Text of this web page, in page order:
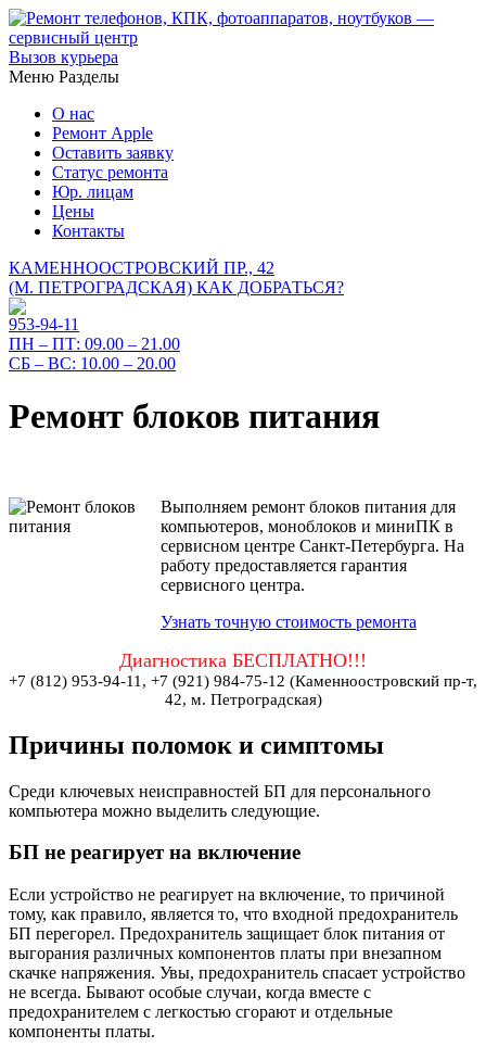
Вызов курьера
Меню Разделы
О нас
Ремонт Apple
Оставить заявку
Статус ремонта
Юр. лицам
Цены
Контакты
КАМЕННООСТРОВСКИЙ ПР., 42
(М. ПЕТРОГРАДСКАЯ) КАК ДОБРАТЬСЯ?
953-94-11
ПН – ПТ: 09.00 – 21.00
СБ – ВС: 10.00 – 20.00
Ремонт блоков питания
Выполняем ремонт блоков питания для
компьютеров, моноблоков и миниПК в
сервисном центре Санкт-Петербурга. На
работу предоставляется гарантия
сервисного центра.
Узнать точную стоимость ремонта
Диагностика БЕСПЛАТНО!!!
+7 (812) 953-94-11, +7 (921) 984-75-12 (Каменноостровский пр-т,
42, м. Петроградская)
Причины поломок и симптомы
Среди ключевых неисправностей БП для персонального
компьютера можно выделить следующие.
БП не реагирует на включение
Если устройство не реагирует на включение, то причиной
тому, как правило, является то, что входной предохранитель
БП перегорел. Предохранитель защищает блок питания от
выгорания различных компонентов платы при внезапном
скачке напряжения. Увы, предохранитель спасает устройство
не всегда. Бывают особые случаи, когда вместе с
предохранителем с легкостью сгорают и отдельные
компоненты платы.